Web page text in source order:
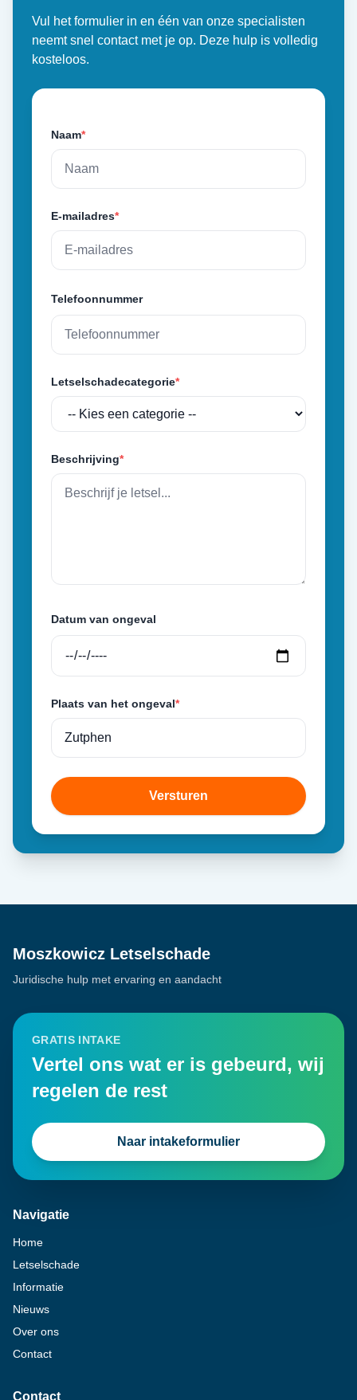
Vul het formulier in en één van onze specialisten
neemt snel contact met je op. Deze hulp is volledig
kosteloos.
Naam*
E-mailadres*
Telefoonnummer
Letselschadecategorie*
Beschrijving*
Datum van ongeval
Plaats van het ongeval*
Versturen
Moszkowicz Letselschade
Juridische hulp met ervaring en aandacht
GRATIS INTAKE
Vertel ons wat er is gebeurd, wij
regelen de rest
Naar intakeformulier
Navigatie
Home
Letselschade
Informatie
Nieuws
Over ons
Contact
Contact